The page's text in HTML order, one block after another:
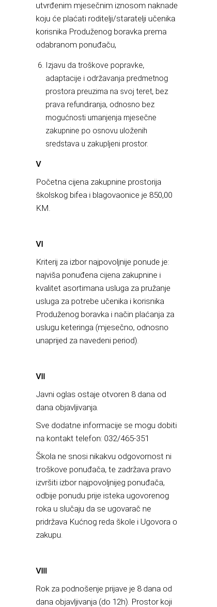
utvrđenim mjesečnim iznosom naknade
koju će plaćati roditelji/staratelji učenika
korisnika Produženog boravka prema
odabranom ponuđaču,
Izjavu da troškove popravke,
adaptacije i održavanja predmetnog
prostora preuzima na svoj teret, bez
prava refundiranja, odnosno bez
mogućnosti umanjenja mjesečne
zakupnine po osnovu uloženih
sredstava u zakupljeni prostor.
V
Početna cijena zakupnine prostorija
školskog bifea i blagovaonice je 850,00
KM.
VI
Kriterij za izbor najpovoljnije ponude je:
najviša ponuđena cijena zakupnine i
kvalitet asortimana usluga za pružanje
usluga za potrebe učenika i korisnika
Produženog boravka i način plaćanja za
uslugu keteringa (mjesečno, odnosno
unaprijed za navedeni period).
VII
Javni oglas ostaje otvoren 8 dana od
dana objavljivanja.
Sve dodatne informacije se mogu dobiti
na kontakt telefon: 032/465-351
Škola ne snosi nikakvu odgovornost ni
troškove ponuđača, te zadržava pravo
izvršiti izbor najpovoljnijeg ponuđača,
odbije ponudu prije isteka ugovorenog
roka u slučaju da se ugovarač ne
pridržava Kućnog reda škole i Ugovora o
zakupu.
VIII
Rok za podnošenje prijave je 8 dana od
dana objavljivanja (do 12h). Prostor koji